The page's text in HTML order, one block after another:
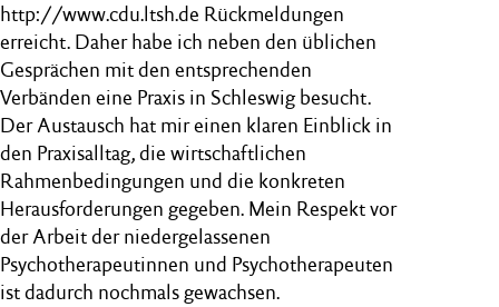
http://www.cdu.ltsh.de Rückmeldungen
erreicht. Daher habe ich neben den üblichen
Gesprächen mit den entsprechenden
Verbänden eine Praxis in Schleswig besucht.
Der Austausch hat mir einen klaren Einblick in
den Praxisalltag, die wirtschaftlichen
Rahmenbedingungen und die konkreten
Herausforderungen gegeben. Mein Respekt vor
der Arbeit der niedergelassenen
Psychotherapeutinnen und Psychotherapeuten
ist dadurch nochmals gewachsen.